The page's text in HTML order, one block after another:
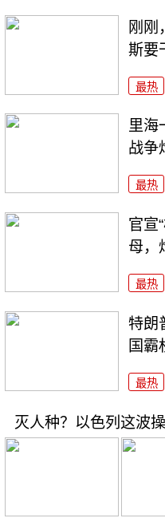
刚刚
斯要
最热
里海
战争
最热
官宣
母，
最热
特朗
国霸
最热
灭人种？以色列这波